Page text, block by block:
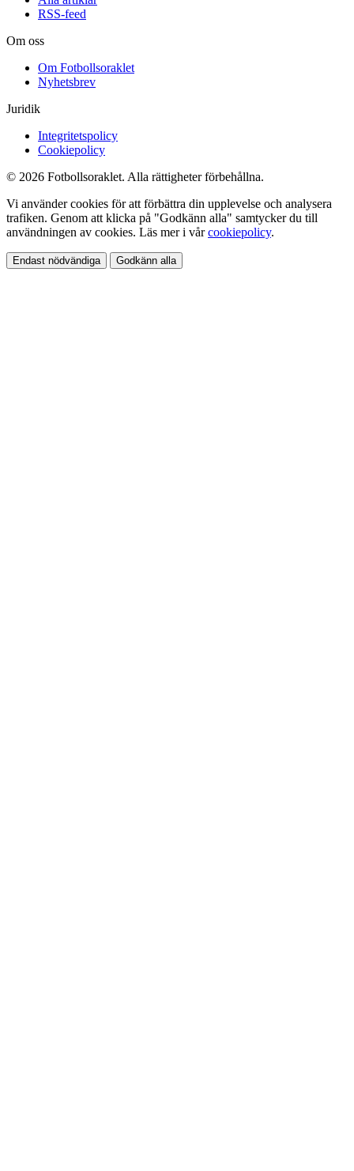
RSS-feed
Om oss
Om Fotbollsoraklet
Nyhetsbrev
Juridik
Integritetspolicy
Cookiepolicy
© 2026 Fotbollsoraklet. Alla rättigheter förbehållna.
Vi använder cookies för att förbättra din upplevelse och analysera
trafiken. Genom att klicka på "Godkänn alla" samtycker du till
användningen av cookies. Läs mer i vårcookiepolicy.
Endast nödvändiga Godkänn alla